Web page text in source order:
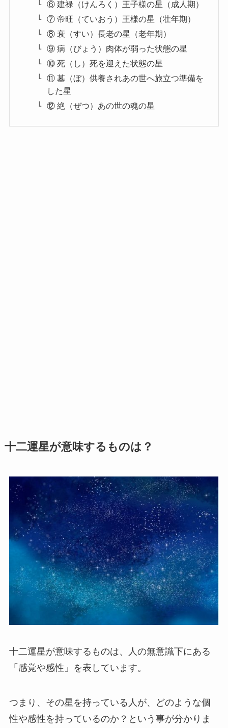
⑥ 建禄（けんろく）王子様の星（成人期）
⑦ 帝旺（ていおう）王様の星（壮年期）
⑧ 衰（すい）長老の星（老年期）
⑨ 病（びょう）肉体が弱った状態の星
⑩ 死（し）死を迎えた状態の星
⑪ 墓（ぼ）供養されあの世へ旅立つ準備を
した星
⑫ 絶（ぜつ）あの世の魂の星
十二運星が意味するものは？
十二運星が意味するものは、人の無意識下にある
「感覚や感性」を表しています。
つまり、 その星を持っている人が、どのような個
性や感性を持っているのか？という事が分かりま